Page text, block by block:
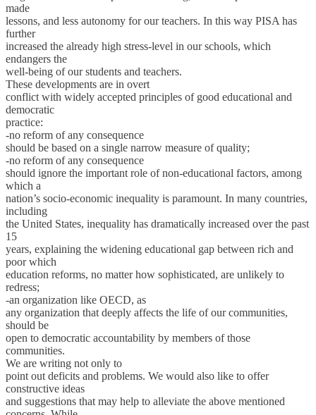
made
lessons, and less autonomy for our teachers. In this way PISA has
further
increased the already high stress-level in our schools, which
endangers the
well-being of our students and teachers.
These developments are in overt
conflict with widely accepted principles of good educational and
democratic
practice:
-no reform of any consequence
should be based on a single narrow measure of quality;
-no reform of any consequence
should ignore the important role of non-educational factors, among
which a
nation’s socio-economic inequality is paramount. In many countries,
including
the United States, inequality has dramatically increased over the past
15
years, explaining the widening educational gap between rich and
poor which
education reforms, no matter how sophisticated, are unlikely to
redress;
-an organization like OECD, as
any organization that deeply affects the life of our communities,
should be
open to democratic accountability by members of those
communities.
We are writing not only to
point out deficits and problems. We would also like to offer
constructive ideas
and suggestions that may help to alleviate the above mentioned